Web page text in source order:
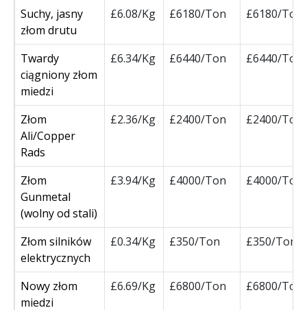
Suchy, jasny
złom drutu
£6.08/Kg £6180/Ton £6180/Ton
Twardy
ciągniony złom
miedzi
£6.34/Kg £6440/Ton £6440/Ton
Złom
Ali/Copper
Rads
£2.36/Kg £2400/Ton £2400/Ton
Złom
Gunmetal
(wolny od stali)
£3.94/Kg £4000/Ton £4000/Ton
Złom silników
elektrycznych
£0.34/Kg £350/Ton £350/Ton
Nowy złom
miedzi
£6.69/Kg £6800/Ton £6800/Ton